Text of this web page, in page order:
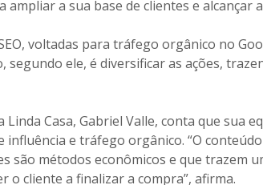
ampliar a sua base de clientes e alcançar
voltadas para tráfego orgânico no
segundo ele, é diversificar as ações,
Linda Casa, Gabriel Valle, conta que sua
e tráfego orgânico. “O
são métodos econômicos e que trazem
o cliente a finalizar a compra”, afirma.